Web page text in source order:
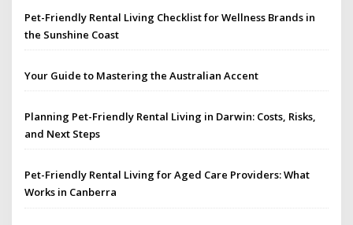
Pet-Friendly Rental Living Checklist for Wellness Brands in
the Sunshine Coast
Your Guide to Mastering the Australian Accent
Planning Pet-Friendly Rental Living in Darwin: Costs, Risks,
and Next Steps
Pet-Friendly Rental Living for Aged Care Providers: What
Works in Canberra